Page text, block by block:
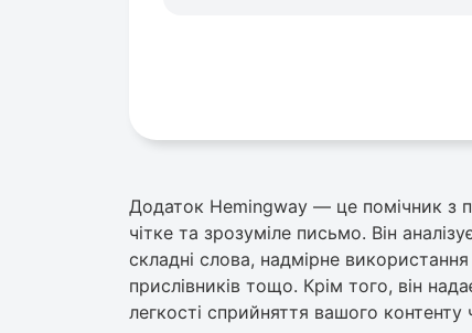
Додаток Hemingway — це помічник з
чітке та зрозуміле письмо. Він
складні слова, надмірне
прислівників тощо. Крім того, він
легкості сприйняття вашого контенту